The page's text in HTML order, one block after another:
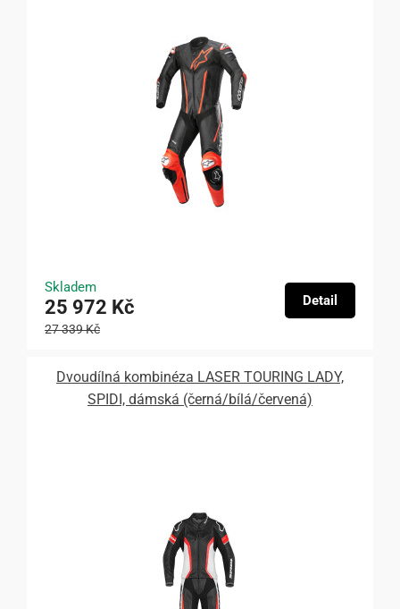
Skladem
25 972 Kč
27 339 Kč
Detail
Dvoudílná kombinéza LASER TOURING LADY,
SPIDI, dámská (černá/bílá/červená)